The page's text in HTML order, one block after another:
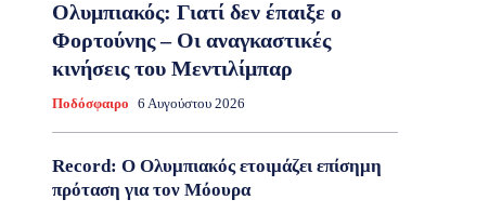
Ολυμπιακός: Γιατί δεν έπαιξε ο
Φορτούνης – Οι αναγκαστικές
κινήσεις του Μεντιλίμπαρ
Ποδόσφαιρο 6 Αυγούστου 2026
Record: Ο Ολυμπιακός ετοιμάζει επίσημη
πρόταση για τον Μόουρα